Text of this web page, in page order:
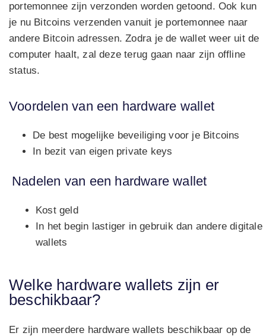
portemonnee zijn verzonden worden getoond. Ook kun
je nu Bitcoins verzenden vanuit je portemonnee naar
andere Bitcoin adressen. Zodra je de wallet weer uit de
computer haalt, zal deze terug gaan naar zijn offline
status.
Voordelen van een hardware wallet
De best mogelijke beveiliging voor je Bitcoins
In bezit van eigen private keys
Nadelen van een hardware wallet
Kost geld
In het begin lastiger in gebruik dan andere digitale
wallets
Welke hardware wallets zijn er
beschikbaar?
Er zijn meerdere hardware wallets beschikbaar op de